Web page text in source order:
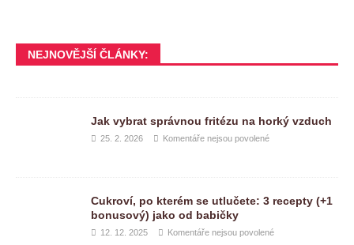
NEJNOVĚJŠÍ ČLÁNKY:
Jak vybrat správnou fritézu na horký vzduch
25. 2. 2026 Komentáře nejsou povolené
Cukroví, po kterém se utlučete: 3 recepty (+1
bonusový) jako od babičky
12. 12. 2025 Komentáře nejsou povolené